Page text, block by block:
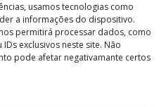
usamos tecnologias como
a informações do dispositivo.
permitirá processar dados, como
exclusivos neste site. Não
pode afetar negativamante certos